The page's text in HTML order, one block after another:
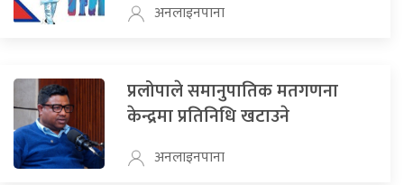
अनलाइनपाना
प्रलोपाले समानुपातिक मतगणना
केन्द्रमा प्रतिनिधि खटाउने
अनलाइनपाना